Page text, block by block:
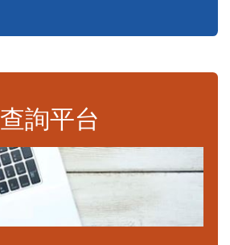
查詢平台